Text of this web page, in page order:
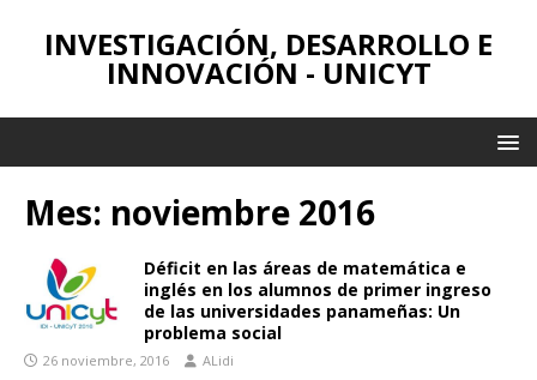
INVESTIGACIÓN, DESARROLLO E
INNOVACIÓN - UNICYT
Mes: noviembre 2016
Déficit en las áreas de matemática e
inglés en los alumnos de primer ingreso
de las universidades panameñas: Un
problema social
26 noviembre, 2016 ALidi